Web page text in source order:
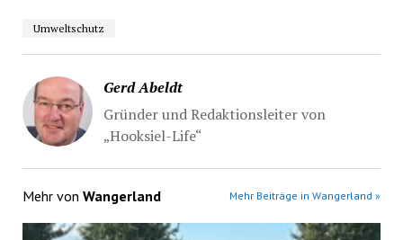
Umweltschutz
Gerd Abeldt
Gründer und Redaktionsleiter von
„Hooksiel-Life“
Mehr von Wangerland Mehr Beiträge in Wangerland »